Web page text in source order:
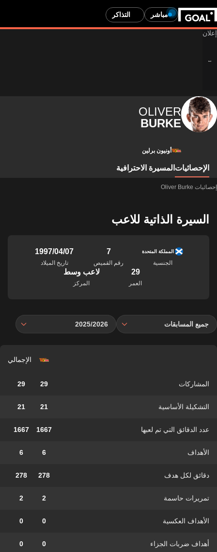
مباشر التذاكر
OLIVER
BURKE
أونيون برلين
الإحصائيات المسيرة الاحترافية
إحصائيات Oliver Burke
السيرة الذاتية للاعب
المملكة المتحدة
الجنسية
7
رقم القميص
07‏/04‏/1997
تاريخ الميلاد
29
العمر
لاعب وسط
المركز
جميع المسابقات 2025/2026
الإجمالي
المشاركات 29
29
التشكيلة الأساسية 21
21
عدد الدقائق التي تم لعبها 1667
1667
الأهداف 6
6
دقائق لكل هدف 278
278
تمريرات حاسمة 2
2
الأهداف العكسية 0
0
أهداف ضربات الجزاء 0
0